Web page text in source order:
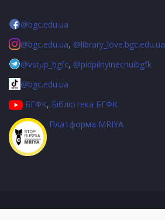
@bgc.edu.ua
@bgc.edu.ua, @library_love.bgc.edu.ua
@vstup_bgfc, @pidpilnyinechuibgfk
@bgc.edu.ua
БГФК, Бібліотека БГФК
Платформа MRIYA